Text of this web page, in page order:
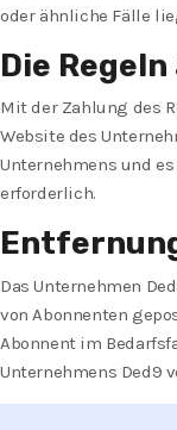
oder ähnliche Fälle
Die
Mit der Zahlung des
Website des
Unternehmens und
erforderlich.
Das Unternehmen
von Abonnenten
Abonnent im
Unternehmens Ded9